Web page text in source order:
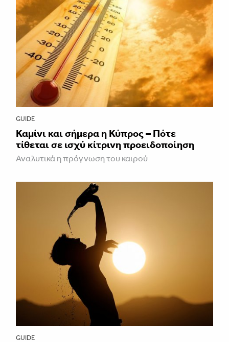
GUIDE
Καμίνι και σήμερα η Κύπρος – Πότε
τίθεται σε ισχύ κίτρινη προειδοποίηση
Αναλυτικά η πρόγνωση του καιρού
GUIDE